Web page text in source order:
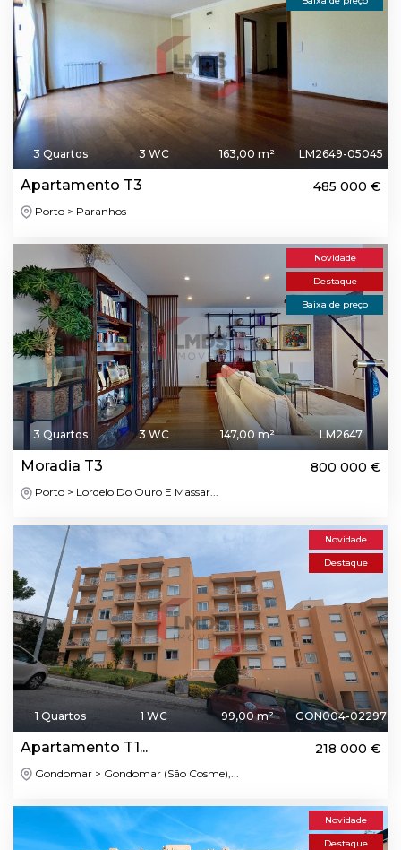
3 Quartos 3 WC 163,00 m² LM2649-05045
Apartamento T3 485 000 €
Porto > Paranhos
Novidade
Destaque
Baixa de preço
3 Quartos 3 WC 147,00 m² LM2647
Moradia T3 800 000 €
Porto > Lordelo Do Ouro E Massar...
Novidade
Destaque
1 Quartos 1 WC 99,00 m² GON004-02297
Apartamento T1... 218 000 €
Gondomar > Gondomar (São Cosme),...
Novidade
Destaque